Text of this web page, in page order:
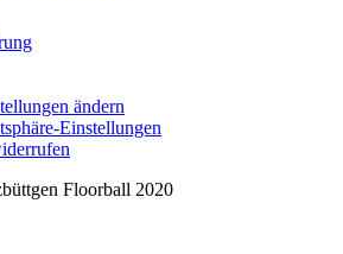
ändern
Einstellungen
Floorball 2020